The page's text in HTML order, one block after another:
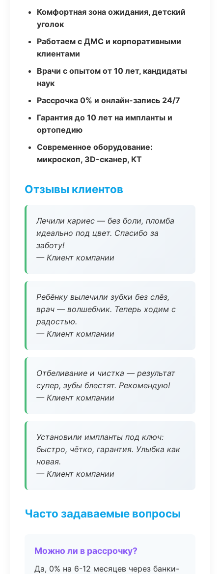
Комфортная зона ожидания, детский
уголок
Работаем с ДМС и корпоративными
клиентами
Врачи с опытом от 10 лет, кандидаты
наук
Рассрочка 0% и онлайн-запись 24/7
Гарантия до 10 лет на импланты и
ортопедию
Современное оборудование:
микроскоп, 3D-сканер, КТ
Отзывы клиентов
Лечили кариес — без боли, пломба
идеально под цвет. Спасибо за
заботу!
— Клиент компании
Ребёнку вылечили зубки без слёз,
врач — волшебник. Теперь ходим с
радостью.
— Клиент компании
Отбеливание и чистка — результат
супер, зубы блестят. Рекомендую!
— Клиент компании
Установили импланты под ключ:
быстро, чётко, гарантия. Улыбка как
новая.
— Клиент компании
Часто задаваемые вопросы
Можно ли в рассрочку?
Да, 0% на 6-12 месяцев через банки-